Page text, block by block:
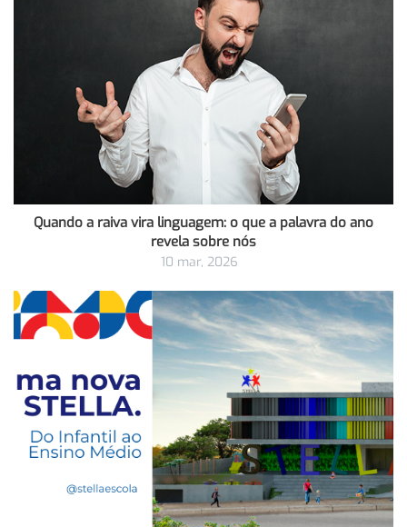
Quando a raiva vira linguagem: o que a palavra do ano
revela sobre nós
10 mar, 2026